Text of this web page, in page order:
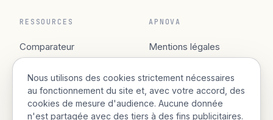
RESSOURCES
Comparateur
Contact
APNOVA
Mentions légales
Cookies
Nous utilisons des cookies strictement nécessaires
au fonctionnement du site et, avec votre accord, des
cookies de mesure d'audience. Aucune donnée
n'est partagée avec des tiers à des fins publicitaires.